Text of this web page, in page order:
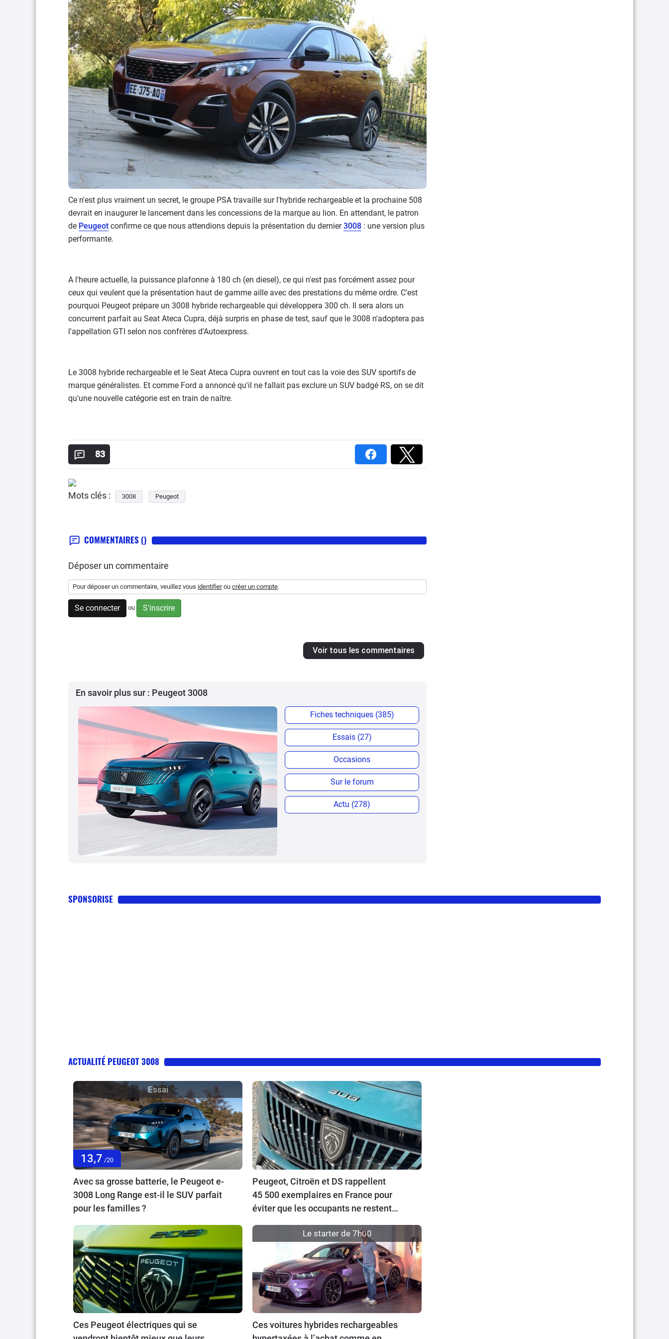
Ce n'est plus vraiment un secret, le groupe PSA travaille sur l'hybride rechargeable et la prochaine 508
devrait en inaugurer le lancement dans les concessions de la marque au lion. En attendant, le patron
de Peugeot confirme ce que nous attendions depuis la présentation du dernier3008 : une version plus
performante.
A l'heure actuelle, la puissance plafonne à 180 ch (en diesel), ce qui n'est pas forcément assez pour
ceux qui veulent que la présentation haut de gamme aille avec des prestations du même ordre. C'est
pourquoi Peugeot prépare un 3008 hybride rechargeable qui développera 300 ch. Il sera alors un
concurrent parfait au Seat Ateca Cupra, déjà surpris en phase de test, sauf que le 3008 n'adoptera pas
l'appellation GTI selon nos confrères d'Autoexpress.
Le 3008 hybride rechargeable et le Seat Ateca Cupra ouvrent en tout cas la voie des SUV sportifs de
marque généralistes. Et comme Ford a annoncé qu'il ne fallait pas exclure un SUV badgé RS, on se dit
qu'une nouvelle catégorie est en train de naître.
83
Mots clés : 3008 Peugeot
COMMENTAIRES ()
Déposer un commentaire
Pour déposer un commentaire, veuillez vous identifierou créer un compte.
Se connecter ou S'inscrire
Voir tous les commentaires
En savoir plus sur : Peugeot 3008
Fiches techniques (385)
Essais (27)
Occasions
Sur le forum
Actu (278)
SPONSORISE
ACTUALITÉ PEUGEOT 3008
Essai
13,7 /20
Avec sa grosse batterie, le Peugeot e-
3008 Long Range est-il le SUV parfait
pour les familles ?
Peugeot, Citroën et DS rappellent
45 500 exemplaires en France pour
éviter que les occupants ne restent
Ces Peugeot électriques qui se
Le starter de 7h00
Ces voitures hybrides rechargeables